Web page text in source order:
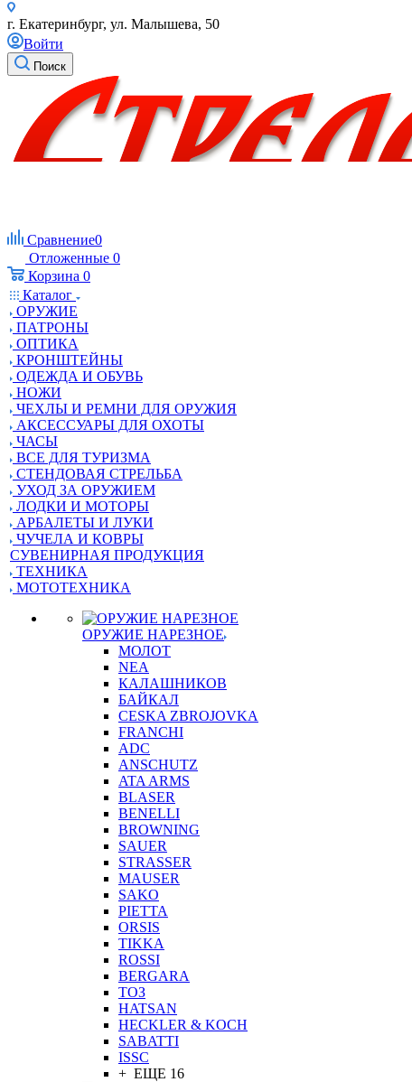
г. Екатеринбург, ул. Малышева, 50
Войти
Поиск
Сравнение0
Отложенные 0
Корзина 0
Каталог
ОРУЖИЕ
ПАТРОНЫ
ОПТИКА
КРОНШТЕЙНЫ
ОДЕЖДА И ОБУВЬ
НОЖИ
ЧЕХЛЫ И РЕМНИ ДЛЯ ОРУЖИЯ
АКСЕССУАРЫ ДЛЯ ОХОТЫ
ЧАСЫ
ВСЕ ДЛЯ ТУРИЗМА
СТЕНДОВАЯ СТРЕЛЬБА
УХОД ЗА ОРУЖИЕМ
ЛОДКИ И МОТОРЫ
АРБАЛЕТЫ И ЛУКИ
ЧУЧЕЛА И КОВРЫ
СУВЕНИРНАЯ ПРОДУКЦИЯ
ТЕХНИКА
МОТОТЕХНИКА
ОРУЖИЕ НАРЕЗНОЕ
МОЛОТ
NEA
КАЛАШНИКОВ
БАЙКАЛ
CESKA ZBROJOVKA
FRANCHI
ADC
ANSCHUTZ
ATA ARMS
BLASER
BENELLI
BROWNING
SAUER
STRASSER
MAUSER
SAKO
PIETTA
ORSIS
TIKKA
ROSSI
BERGARA
ТОЗ
HATSAN
HECKLER & KOCH
SABATTI
ISSC
+ ЕЩЕ 16